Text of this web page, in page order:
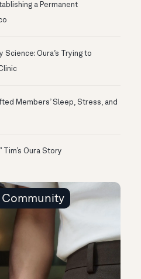
a Permanent
Oura’s Trying to
Members’ Sleep, Stress, and
Tim’s Oura Story